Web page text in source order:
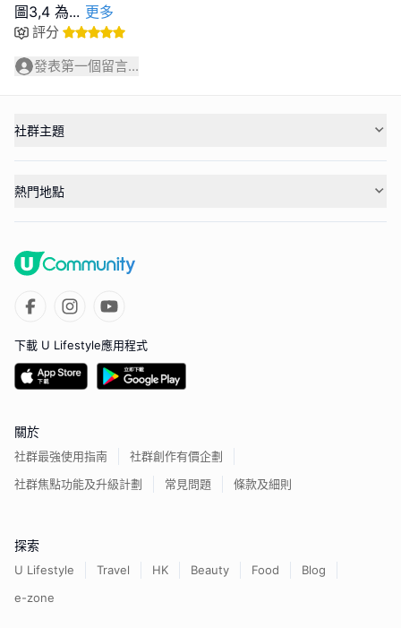
圖3,4 為... 更多
評分
發表第一個留言...
社群主題
熱門地點
下載 U Lifestyle應用程式
關於
社群最強使用指南
社群創作有價企劃
社群焦點功能及升級計劃
常見問題 條款及細則
探索
U Lifestyle Travel HK Beauty Food
Blog
e-zone